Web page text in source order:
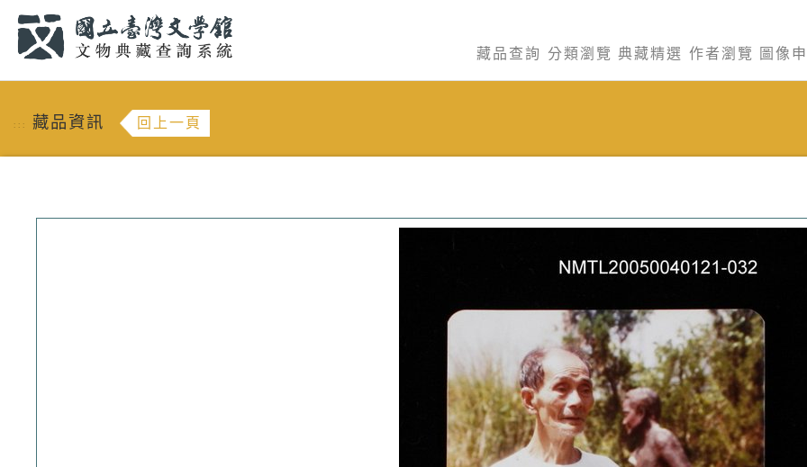
藏品查詢 分類瀏覽 典藏精選 作者瀏覽 圖像
::: 藏品資訊 回上一頁